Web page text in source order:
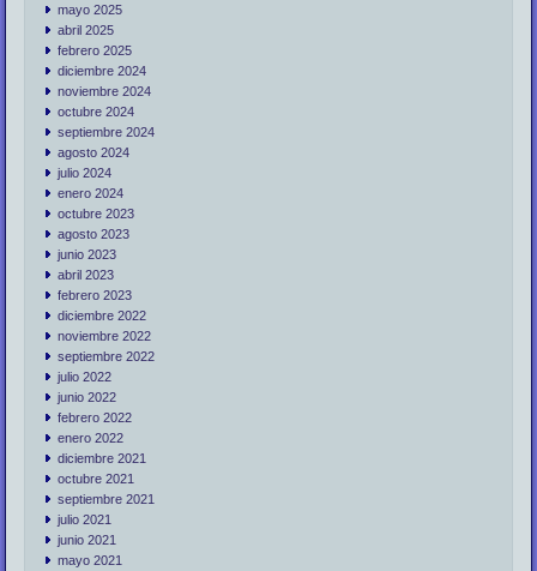
mayo 2025
abril 2025
febrero 2025
diciembre 2024
noviembre 2024
octubre 2024
septiembre 2024
agosto 2024
julio 2024
enero 2024
octubre 2023
agosto 2023
junio 2023
abril 2023
febrero 2023
diciembre 2022
noviembre 2022
septiembre 2022
julio 2022
junio 2022
febrero 2022
enero 2022
diciembre 2021
octubre 2021
septiembre 2021
julio 2021
junio 2021
mayo 2021